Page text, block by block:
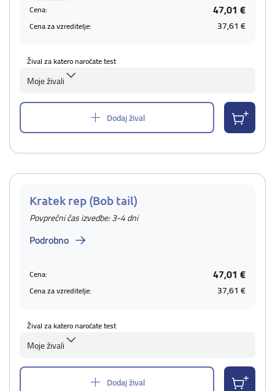
Cena:
47,01 €
Cena za vzreditelje: 37,61 €
Žival za katero naročate test
Moje živali
Dodaj žival
Kratek rep (Bob tail)
Povprečni čas izvedbe: 3-4 dni
Podrobno
Cena: 47,01 €
Cena za vzreditelje: 37,61 €
Žival za katero naročate test
Moje živali
Dodaj žival